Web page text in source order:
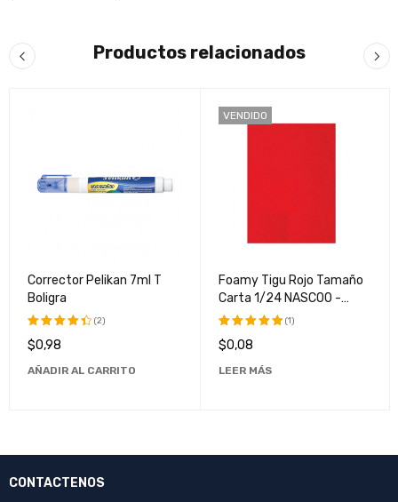
Productos relacionados
Corrector Pelikan 7ml T
Boligra
Valorado
de 5
(2)
$0,98
AÑADIR AL CARRITO
VENDIDO
Foamy Tigu Rojo Tamaño
Carta 1/24 NASC00 -
Material de Papelería Ideal
Proyectos Escolares
Valorado
de 5
(1)
$0,08
LEER MÁS
CONTACTENOS